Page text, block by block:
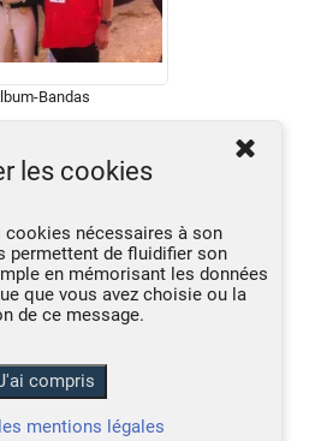
Bandas
les cookies
nécessaires à son
permettent de fluidifier son
en mémorisant les données
que vous avez choisie ou la
de ce message.
mentions légales